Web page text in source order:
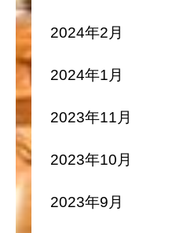
2024年2月
2024年1月
2023年11月
2023年10月
2023年9月